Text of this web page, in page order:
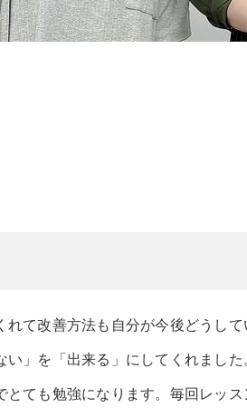
て改善方法も自分が今後どうし
い」を「出来る」にしてくれまし
とても勉強になります。毎回レッ